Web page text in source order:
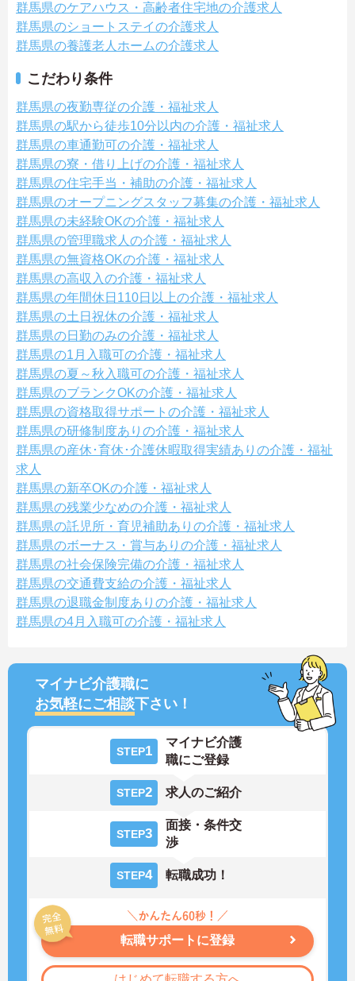
群馬県のケアハウス・高齢者住宅地の介護求人
群馬県のショートステイの介護求人
群馬県の養護老人ホームの介護求人
こだわり条件
群馬県の夜勤専従の介護・福祉求人
群馬県の駅から徒歩10分以内の介護・福祉求人
群馬県の車通勤可の介護・福祉求人
群馬県の寮・借り上げの介護・福祉求人
群馬県の住宅手当・補助の介護・福祉求人
群馬県のオープニングスタッフ募集の介護・福祉求人
群馬県の未経験OKの介護・福祉求人
群馬県の管理職求人の介護・福祉求人
群馬県の無資格OKの介護・福祉求人
群馬県の高収入の介護・福祉求人
群馬県の年間休日110日以上の介護・福祉求人
群馬県の土日祝休の介護・福祉求人
群馬県の日勤のみの介護・福祉求人
群馬県の1月入職可の介護・福祉求人
群馬県の夏～秋入職可の介護・福祉求人
群馬県のブランクOKの介護・福祉求人
群馬県の資格取得サポートの介護・福祉求人
群馬県の研修制度ありの介護・福祉求人
群馬県の産休･育休･介護休暇取得実績ありの介護・福祉
求人
群馬県の新卒OKの介護・福祉求人
群馬県の残業少なめの介護・福祉求人
群馬県の託児所・育児補助ありの介護・福祉求人
群馬県のボーナス・賞与ありの介護・福祉求人
群馬県の社会保険完備の介護・福祉求人
群馬県の交通費支給の介護・福祉求人
群馬県の退職金制度ありの介護・福祉求人
群馬県の4月入職可の介護・福祉求人
マイナビ介護職に
お気軽にご相談下さい！
STEP1
マイナビ介護
職にご登録
STEP2 求人のご紹介
STEP3
面接・条件交
渉
STEP4 転職成功！
転職サポートに登録